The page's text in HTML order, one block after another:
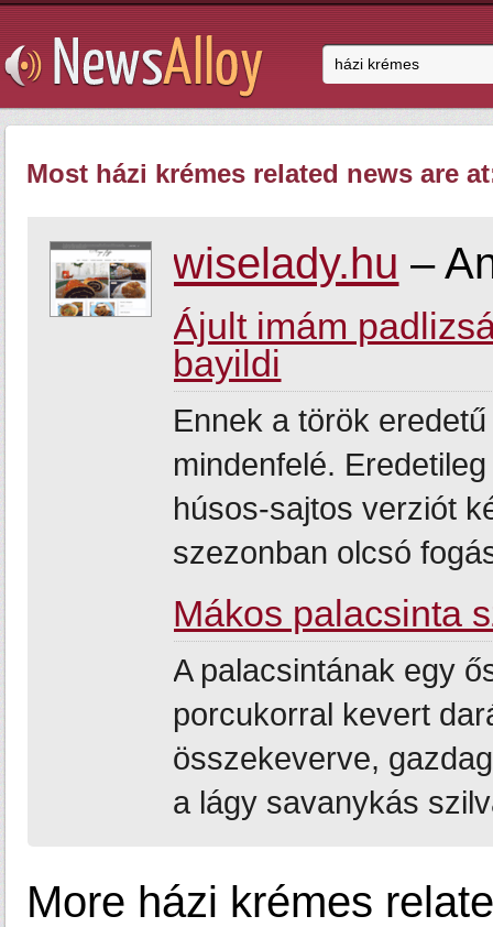
Most házi krémes related news are
wiselady.hu –
Ájult imám
bayildi
Ennek a török
mindenfelé.
húsos-sajtos verziót
szezonban olcsó
Mákos palacsinta
A palacsintának egy
porcukorral kevert
összekeverve,
a lágy savanykás
More házi krémes